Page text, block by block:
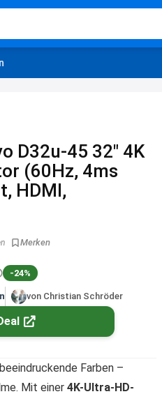
D32u-45 32″ 4K
(60Hz, 4ms
HDMI,
-24%
von Christian Schröder
Farben –
Mit einer 4K-Ultra-HD-